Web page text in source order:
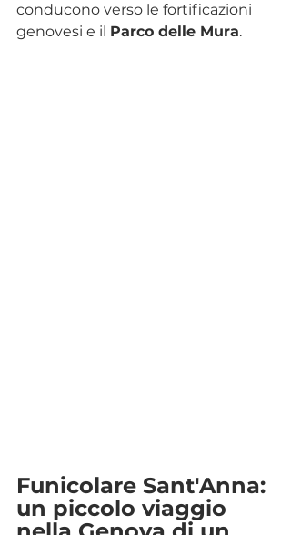
conducono verso le fortificazioni
genovesi e il Parco delle Mura.
Funicolare Sant'Anna:
un piccolo viaggio